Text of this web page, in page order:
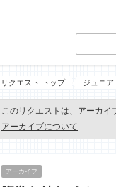
リクエスト トップ ジュニア
このリクエストは、アーカイ
アーカイブについて
アーカイブ